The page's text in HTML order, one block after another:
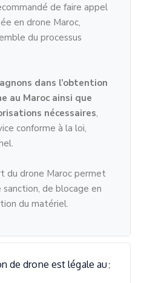
de faire appel
en drone Maroc,
du processus
dans l’obtention
au Maroc ainsi que
nécessaires,
conforme à la loi,
du drone Maroc permet
de blocage en
du matériel.
de drone est légale au